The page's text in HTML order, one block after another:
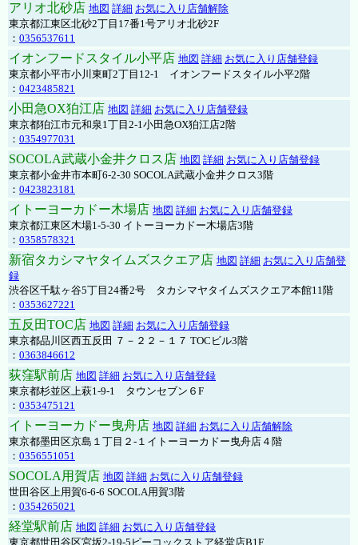
アリオ北砂店 地図 詳細 お気に入り店舗解除
東京都江東区北砂2丁目17番1号アリオ北砂2F
： 0356537611
イオンフードスタイル小平店 地図 詳細 お気に入り店舗登録
東京都小平市小川東町2丁目12-1 イオンフードスタイル小平2階
： 0423485821
小田急OX狛江店 地図 詳細 お気に入り店舗登録
東京都狛江市元和泉1丁目2-1小田急OX狛江店2階
： 0354977031
SOCOLA武蔵小金井クロス店 地図 詳細 お気に入り店舗登録
東京都小金井市本町6-2-30 SOCOLA武蔵小金井クロス3階
： 0423823181
イトーヨーカドー木場店 地図 詳細 お気に入り店舗登録
東京都江東区木場1-5-30 イトーヨーカドー木場店3階
： 0358578321
新宿タカシマヤタイムズスクエア店 地図 詳細 お気に入り店舗登
録
渋谷区千駄ヶ谷5丁目24番2号 タカシマヤタイムズスクエア本館11階
： 0353627221
五反田TOC店 地図 詳細 お気に入り店舗登録
東京都品川区西五反田 ７－２２－１７ TOCビル3階
： 0363846612
荻窪駅前店 地図 詳細 お気に入り店舗登録
東京都杉並区上萩1-9-1 タウンセブン６F
： 0353475121
イトーヨーカドー曳舟店 地図 詳細 お気に入り店舗解除
東京都墨田区京島１丁目２-１イトーヨーカドー曳舟店４階
： 0356551051
SOCOLA用賀店 地図 詳細 お気に入り店舗登録
世田谷区上用賀6-6-6 SOCOLA用賀3階
： 0354265021
経堂駅前店 地図 詳細 お気に入り店舗登録
東京都世田谷区宮坂2-19-5ピーコックストア経堂店B1F